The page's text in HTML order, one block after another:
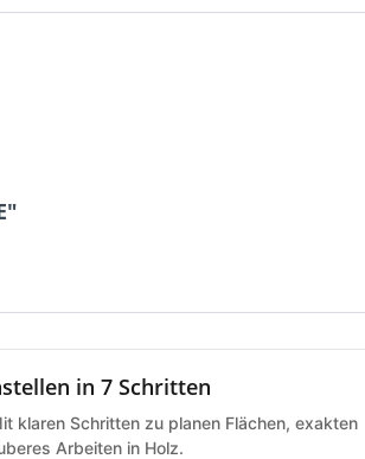
in 7 Schritten
klaren Schritten zu planen Flächen, exakten
Arbeiten in Holz.